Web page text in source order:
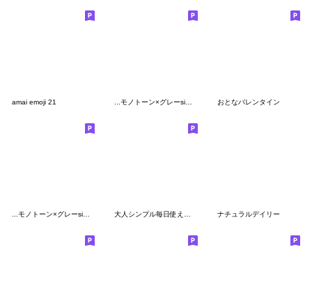
amai emoji 21 おとなバレンタイン
ナチュラルデイリー